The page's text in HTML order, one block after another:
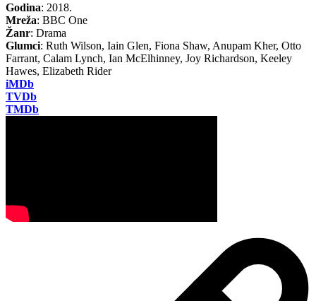
Godina: 2018.
Mreža: BBC One
Žanr: Drama
Glumci: Ruth Wilson, Iain Glen, Fiona Shaw, Anupam Kher, Otto
Farrant, Calam Lynch, Ian McElhinney, Joy Richardson, Keeley
Hawes, Elizabeth Rider
iMDb
TVDb
TMDb